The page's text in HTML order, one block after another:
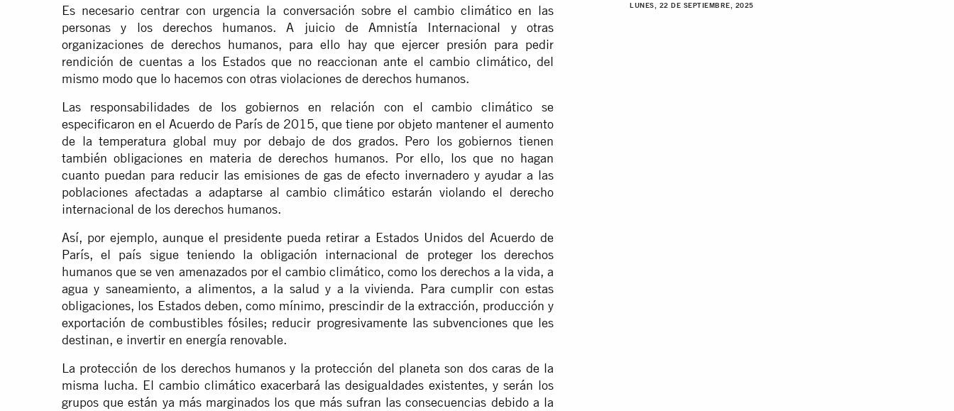
Es necesario centrar con urgencia la conversación sobre el cambio climático en las
personas y los derechos humanos. A juicio de Amnistía Internacional y otras
organizaciones de derechos humanos, para ello hay que ejercer presión para pedir
rendición de cuentas a los Estados que no reaccionan ante el cambio climático, del
mismo modo que lo hacemos con otras violaciones de derechos humanos.
Las responsabilidades de los gobiernos en relación con el cambio climático se
especificaron en el Acuerdo de París de 2015, que tiene por objeto mantener el aumento
de la temperatura global muy por debajo de dos grados. Pero los gobiernos tienen
también obligaciones en materia de derechos humanos. Por ello, los que no hagan
cuanto puedan para reducir las emisiones de gas de efecto invernadero y ayudar a las
poblaciones afectadas a adaptarse al cambio climático estarán violando el derecho
internacional de los derechos humanos.
Así, por ejemplo, aunque el presidente pueda retirar a Estados Unidos del Acuerdo de
París, el país sigue teniendo la obligación internacional de proteger los derechos
humanos que se ven amenazados por el cambio climático, como los derechos a la vida, a
agua y saneamiento, a alimentos, a la salud y a la vivienda. Para cumplir con estas
obligaciones, los Estados deben, como mínimo, prescindir de la extracción, producción y
exportación de combustibles fósiles; reducir progresivamente las subvenciones que les
destinan, e invertir en energía renovable.
La protección de los derechos humanos y la protección del planeta son dos caras de la
misma lucha. El cambio climático exacerbará las desigualdades existentes, y serán los
grupos que están ya más marginados los que más sufran las consecuencias debido a la
LUNES, 22 DE SEPTIEMBRE, 2025